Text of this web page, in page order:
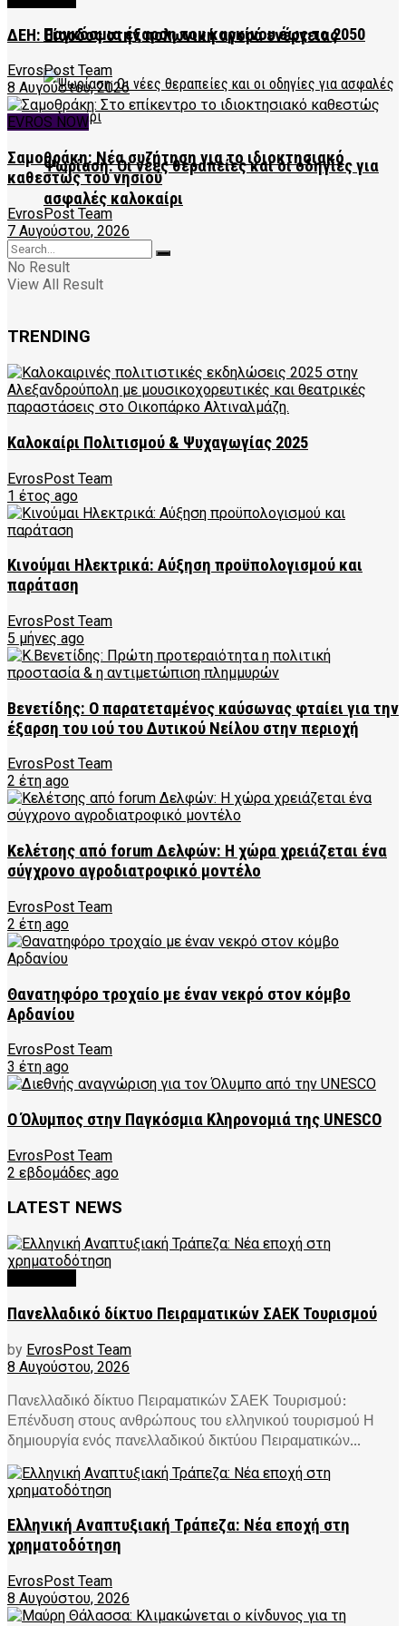
Παγκόσμια έξαρση του καρκίνου έως το 2050
Ψωρίαση: Οι νέες θεραπείες και οι οδηγίες για
ασφαλές καλοκαίρι
ΔΕΗ: Είσοδος στην πολωνική αγορά ενέργειας
EvrosPost Team
8 Αυγούστου, 2026
EVROS NOW
Σαμοθράκη: Νέα συζήτηση για το ιδιοκτησιακό
καθεστώς του νησιού
EvrosPost Team
7 Αυγούστου, 2026
No Result
View All Result
TRENDING
Καλοκαίρι Πολιτισμού & Ψυχαγωγίας 2025
EvrosPost Team
1 έτος ago
Κινούμαι Ηλεκτρικά: Αύξηση προϋπολογισμού και
παράταση
EvrosPost Team
5 μήνες ago
Βενετίδης: Ο παρατεταμένος καύσωνας φταίει για την
έξαρση του ιού του Δυτικού Νείλου στην περιοχή
EvrosPost Team
2 έτη ago
Κελέτσης από forum Δελφών: Η χώρα χρειάζεται ένα
σύγχρονο αγροδιατροφικό μοντέλο
EvrosPost Team
2 έτη ago
Θανατηφόρο τροχαίο με έναν νεκρό στον κόμβο
Αρδανίου
EvrosPost Team
3 έτη ago
Ο Όλυμπος στην Παγκόσμια Κληρονομιά της UNESCO
EvrosPost Team
2 εβδομάδες ago
LATEST NEWS
Πανελλαδικό δίκτυο Πειραματικών ΣΑΕΚ Τουρισμού
by EvrosPost Team
8 Αυγούστου, 2026
Πανελλαδικό δίκτυο Πειραματικών ΣΑΕΚ Τουρισμού:
Επένδυση στους ανθρώπους του ελληνικού τουρισμού Η
δημιουργία ενός πανελλαδικού δικτύου Πειραματικών...
Ελληνική Αναπτυξιακή Τράπεζα: Νέα εποχή στη
χρηματοδότηση
EvrosPost Team
8 Αυγούστου, 2026